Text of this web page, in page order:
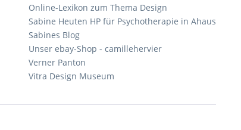
Online-Lexikon zum Thema Design
Sabine Heuten HP für Psychotherapie in Ahaus
Sabines Blog
Unser ebay-Shop - camillehervier
Verner Panton
Vitra Design Museum